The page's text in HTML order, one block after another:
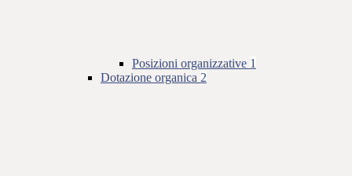
Posizioni organizzative 1
Dotazione organica 2